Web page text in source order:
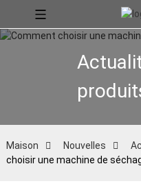
Maison Nouvelles
choisir une machine de